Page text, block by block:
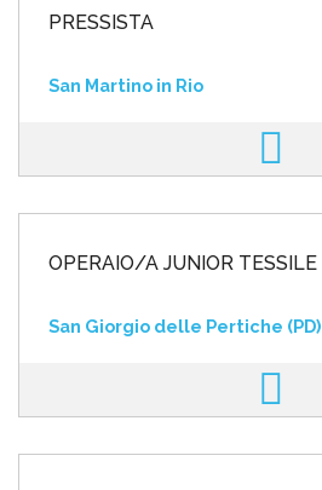
PRESSISTA
San Martino in Rio
OPERAIO/A JUNIOR TESSILE
San Giorgio delle Pertiche (PD)